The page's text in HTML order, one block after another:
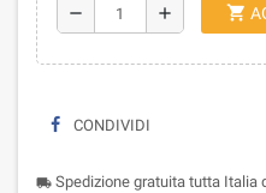
remove add shopping_cart
CONDIVIDI
local_shipping Spedizione gratuita tutta Italia